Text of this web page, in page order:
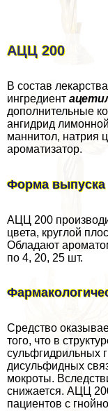
АЦЦ 200
В состав
ингредиент
дополнительные
ангидрид
маннитол, натрия
ароматизатор.
Форма выпуска
АЦЦ 200
цвета, круглой
Обладают
по 4, 20, 25 шт.
Средство
того, что в
сульфгидрильных
дисульфидных
мокроты.
снижается. АЦЦ
пациентов с